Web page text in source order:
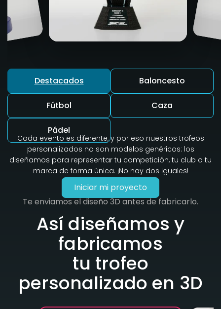
Destacados Baloncesto
Fútbol Caza
Pádel
Cada evento es diferente, y por eso nuestros trofeos
personalizados no son modelos genéricos: los
diseñamos para representar tu competición, tu club o tu
marca de forma única. ¡No hay dos iguales!
Iniciar mi proyecto
Te enviamos el diseño 3D antes de fabricarlo.
Así diseñamos y
fabricamos
tu trofeo
personalizado en 3D